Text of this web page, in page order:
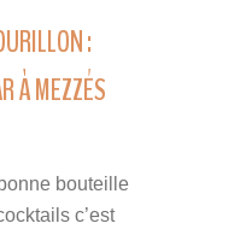
:
À MEZZÉS
bouteille
c’est